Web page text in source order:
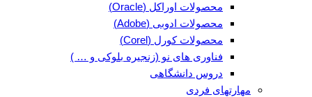
محصولات اوراکل (Oracle)
محصولات ادوبی (Adobe)
محصولات کورل (Corel)
فناوری های نو (زنجیره بلوکی و … )
دروس دانشگاهی
مهارتهای فردی